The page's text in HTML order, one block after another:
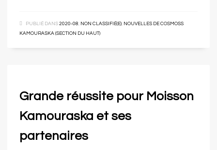
PUBLIÉ DANS 2020-08, NON CLASSIFIÉ(E), NOUVELLES DE COSMOSS
KAMOURASKA (SECTION DU HAUT)
Grande réussite pour Moisson
Kamouraska et ses
partenaires